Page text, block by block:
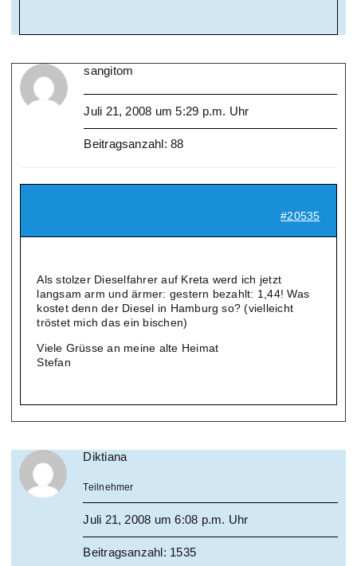
sangitom
Juli 21, 2008 um 5:29 p.m. Uhr
Beitragsanzahl: 88
#20535
Als stolzer Dieselfahrer auf Kreta werd ich jetzt
langsam arm und ärmer: gestern bezahlt: 1,44! Was
kostet denn der Diesel in Hamburg so? (vielleicht
tröstet mich das ein bischen)
Viele Grüsse an meine alte Heimat
Stefan
Diktiana
Teilnehmer
Juli 21, 2008 um 6:08 p.m. Uhr
Beitragsanzahl: 1535